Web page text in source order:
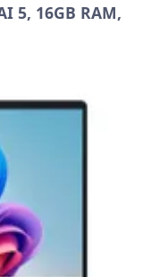
5, 16GB RAM,